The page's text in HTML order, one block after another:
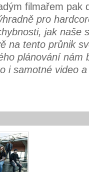
filmařem pak
pro
jak naše
na tento průnik
plánování nám
i samotné video